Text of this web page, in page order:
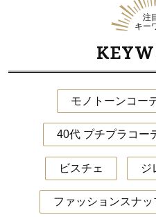
注
キー
モノトーンコー
40代 プチプラコー
ビスチェ ジ
ファッションスナッ